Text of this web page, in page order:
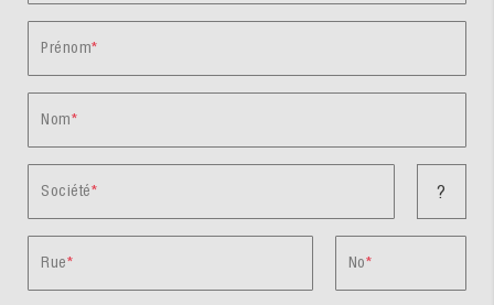
Prénom
Nom
Société ?
Rue No